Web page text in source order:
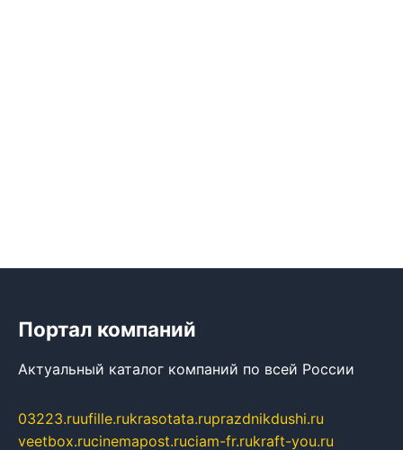
Портал компаний
Актуальный каталог компаний по всей России
03223.ruufille.rukrasotata.ruprazdnikdushi.ru
veetbox.rucinemapost.ruciam-fr.rukraft-you.ru